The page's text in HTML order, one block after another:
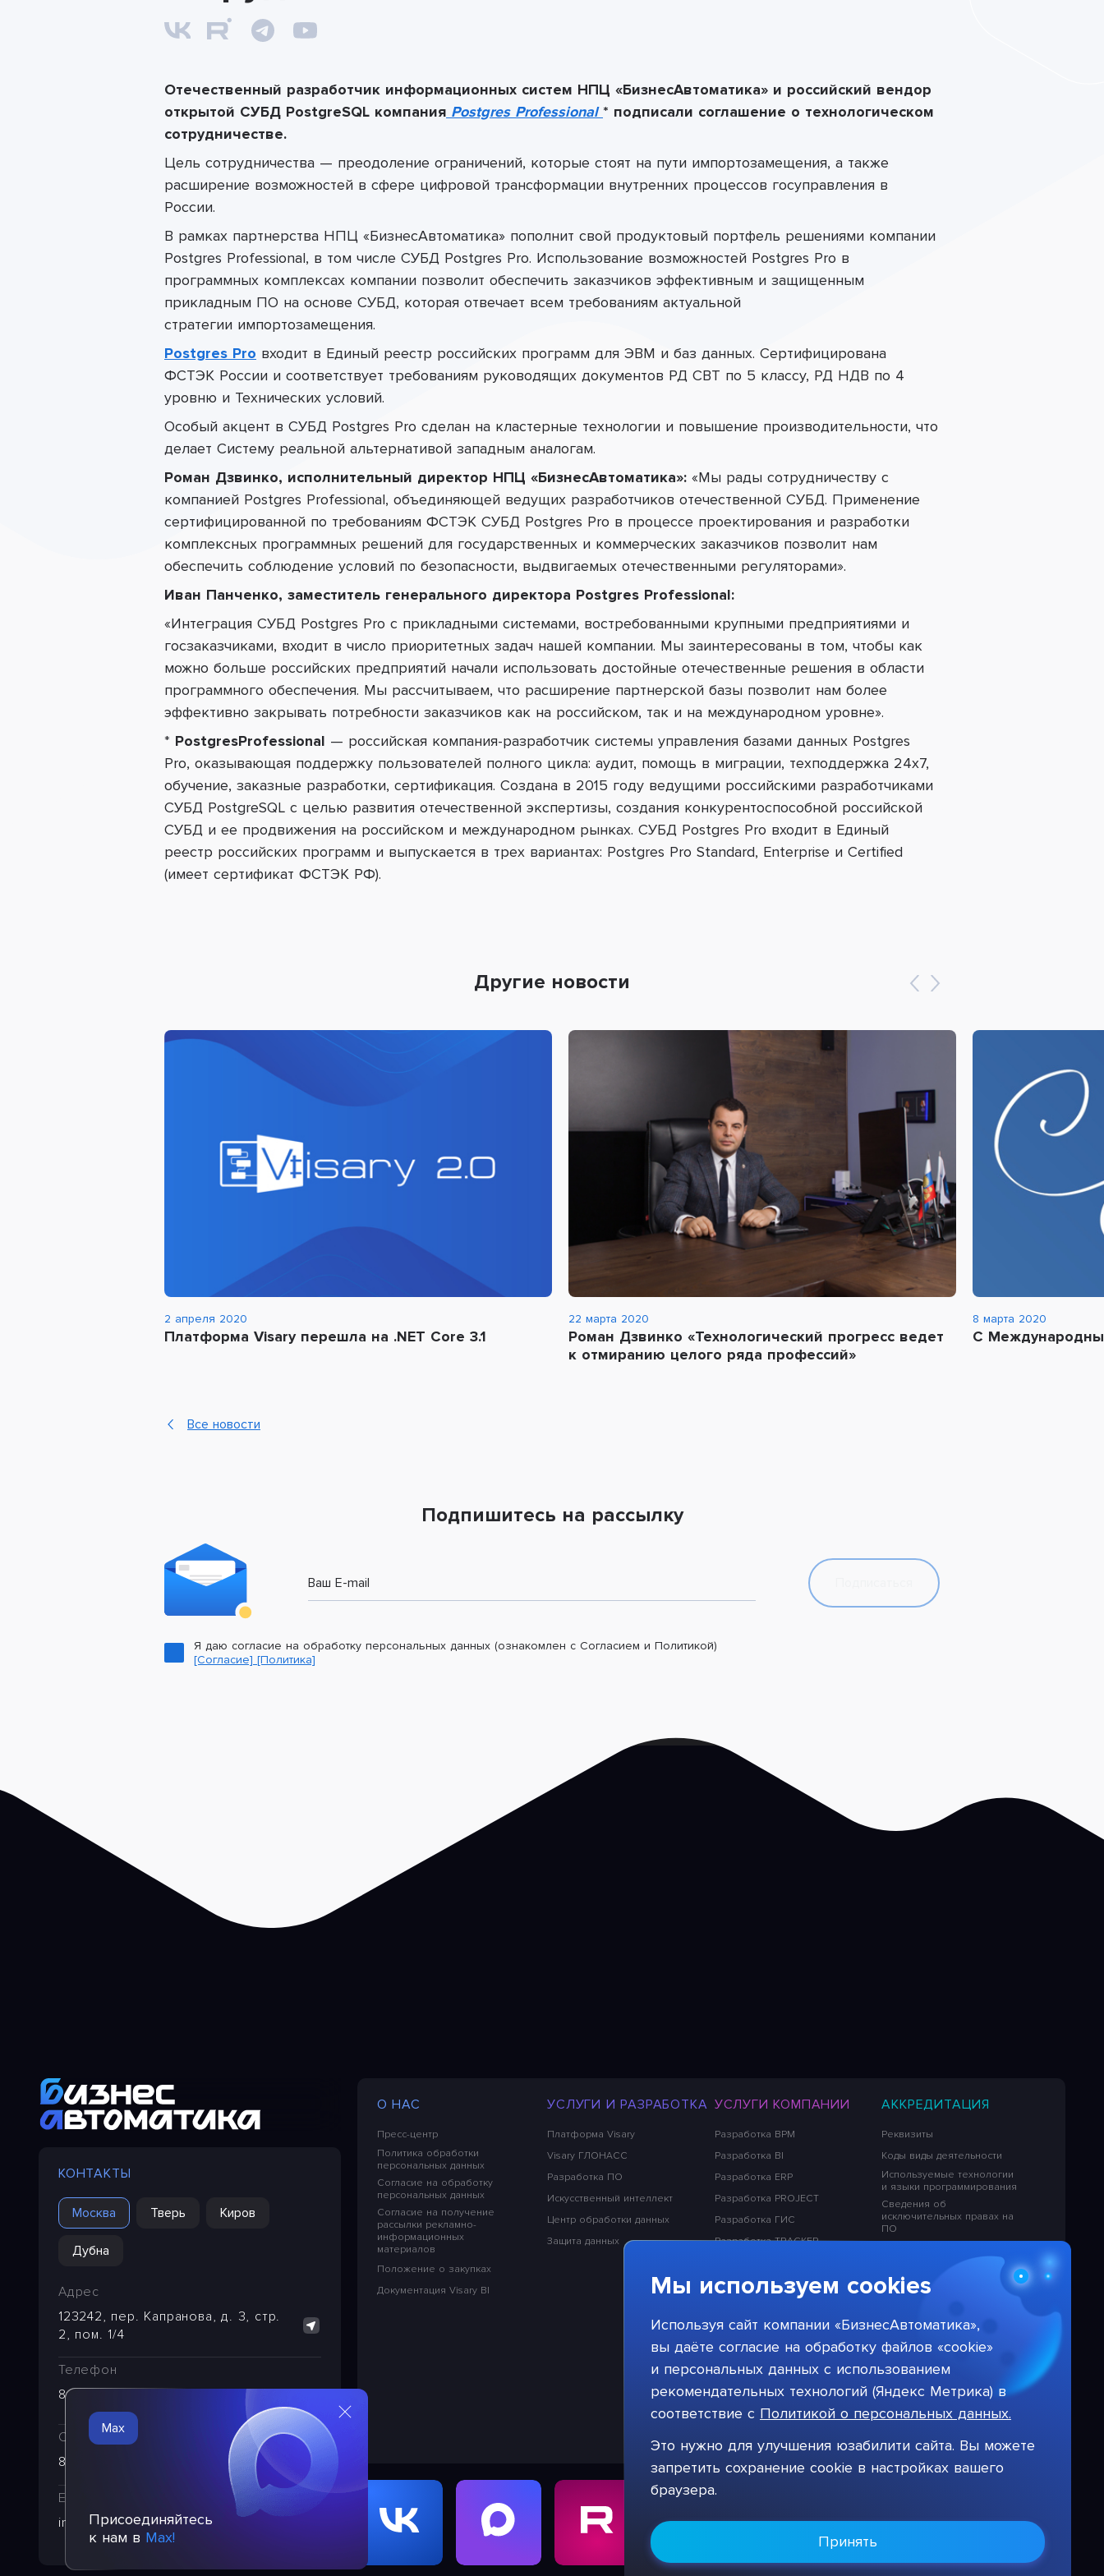
Отечественный разработчик информационных систем НПЦ «БизнесАвтоматика» и российский вендор
открытой СУБД PostgreSQL компания Postgres Professional * подписали соглашение о технологическом
сотрудничестве.
Цель сотрудничества — преодоление ограничений, которые стоят на пути импортозамещения, а также
расширение возможностей в сфере цифровой трансформации внутренних процессов госуправления в
России.
В рамках партнерства НПЦ «БизнесАвтоматика» пополнит свой продуктовый портфель решениями компании
Postgres Professional, в том числе СУБД Postgres Pro. Использование возможностей Postgres Pro в
программных комплексах компании позволит обеспечить заказчиков эффективным и защищенным
прикладным ПО на основе СУБД, которая отвечает всем требованиям актуальной
стратегии импортозамещения.
Postgres Pro входит в Единый реестр российских программ для ЭВМ и баз данных. Сертифицирована
ФСТЭК России и соответствует требованиям руководящих документов РД СВТ по 5 классу, РД НДВ по 4
уровню и Технических условий.
Особый акцент в СУБД Postgres Pro сделан на кластерные технологии и повышение производительности, что
делает Систему реальной альтернативой западным аналогам.
Роман Дзвинко, исполнительный директор НПЦ «БизнесАвтоматика»: «Мы рады сотрудничеству с
компанией Postgres Professional, объединяющей ведущих разработчиков отечественной СУБД. Применение
сертифицированной по требованиям ФСТЭК СУБД Postgres Pro в процессе проектирования и разработки
комплексных программных решений для государственных и коммерческих заказчиков позволит нам
обеспечить соблюдение условий по безопасности, выдвигаемых отечественными регуляторами».
Иван Панченко, заместитель генерального директора Postgres Professional:
«Интеграция СУБД Postgres Pro c прикладными системами, востребованными крупными предприятиями и
госзаказчиками, входит в число приоритетных задач нашей компании. Мы заинтересованы в том, чтобы как
можно больше российских предприятий начали использовать достойные отечественные решения в области
программного обеспечения. Мы рассчитываем, что расширение партнерской базы позволит нам более
эффективно закрывать потребности заказчиков как на российском, так и на международном уровне».
* PostgresProfessional — российская компания-разработчик системы управления базами данных Postgres
Pro, оказывающая поддержку пользователей полного цикла: аудит, помощь в миграции, техподдержка 24х7,
обучение, заказные разработки, сертификация. Создана в 2015 году ведущими российскими разработчиками
СУБД PostgreSQL с целью развития отечественной экспертизы, создания конкурентоспособной российской
СУБД и ее продвижения на российском и международном рынках. СУБД Postgres Pro входит в Единый
реестр российских программ и выпускается в трех вариантах: Postgres Pro Standard, Enterprise и Certified
(имеет сертификат ФСТЭК РФ).
Другие новости
2 апреля 2020
Платформа Visary перешла на .NET Core 3.1
22 марта 2020
Роман Дзвинко «Технологический прогресс ведет
к отмиранию целого ряда профессий»
8 марта 2020
С
Все новости
Подпишитесь на рассылку
Ваш E-mail
Я даю согласие на обработку персональных данных (ознакомлен с Согласием и Политикой)
[Согласие] [Политика]
КОНТАКТЫ
Москва Тверь Киров
Дубна
Адрес
123242, пер. Капранова, д. 3, стр.
2, пом. 1/4
Телефон
8 (495) 221-29-65
Служба техподдержки
8 (495) 249-24-39
E-mail
info@pba.su
О НАС
Пресс-центр
Политика обработки
персональных данных
Согласие на обработку
персональных данных
Согласие на получение
рассылки рекламно-
информационных
материалов
Положение о закупках
Документация Visary BI
УСЛУГИ И РАЗРАБОТКА
Платформа Visary
Visary ГЛОНАСС
Разработка ПО
Искусственный интеллект
Центр обработки данных
Защита данных
УСЛУГИ КОМПАНИИ
Разработка BPM
Разработка BI
Разработка ERP
Разработка PROJECT
Разработка ГИС
Разработка TRACKER
Разработка CMS
Разработка DWH
АККРЕДИТАЦИЯ
Реквизиты
Коды виды деятельности
Используемые технологии
и языки программирования
Сведения об
исключительных правах на
ПО
отношении решений НПЦ
Тарифы на услуги компании
Цифровая система для автоматизации бизнеса
Max
Присоединяйтесь
к нам в Max!
Мы используем cookies
Используя сайт компании «БизнесАвтоматика»,
вы даёте согласие на обработку файлов «cookie»
и персональных данных с использованием
рекомендательных технологий (Яндекс Метрика) в
соответствие с Политикой о персональных данных.
Это нужно для улучшения юзабилити сайта. Вы можете
запретить сохранение cookie в настройках вашего
браузера.
Принять